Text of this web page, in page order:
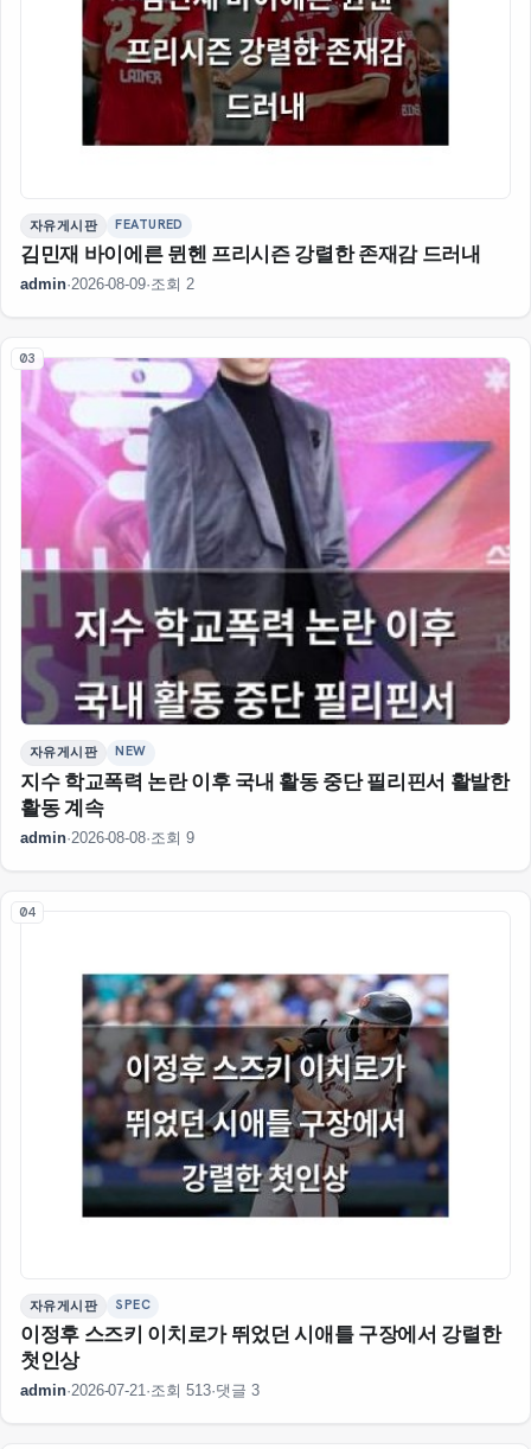
자유게시판 FEATURED
김민재 바이에른 뮌헨 프리시즌 강렬한 존재감 드러내
admin·2026-08-09·조회 2
03
자유게시판 NEW
지수 학교폭력 논란 이후 국내 활동 중단 필리핀서 활발한
활동 계속
admin·2026-08-08·조회 9
04
자유게시판 SPEC
이정후 스즈키 이치로가 뛰었던 시애틀 구장에서 강렬한
첫인상
admin·2026-07-21·조회 513·댓글 3